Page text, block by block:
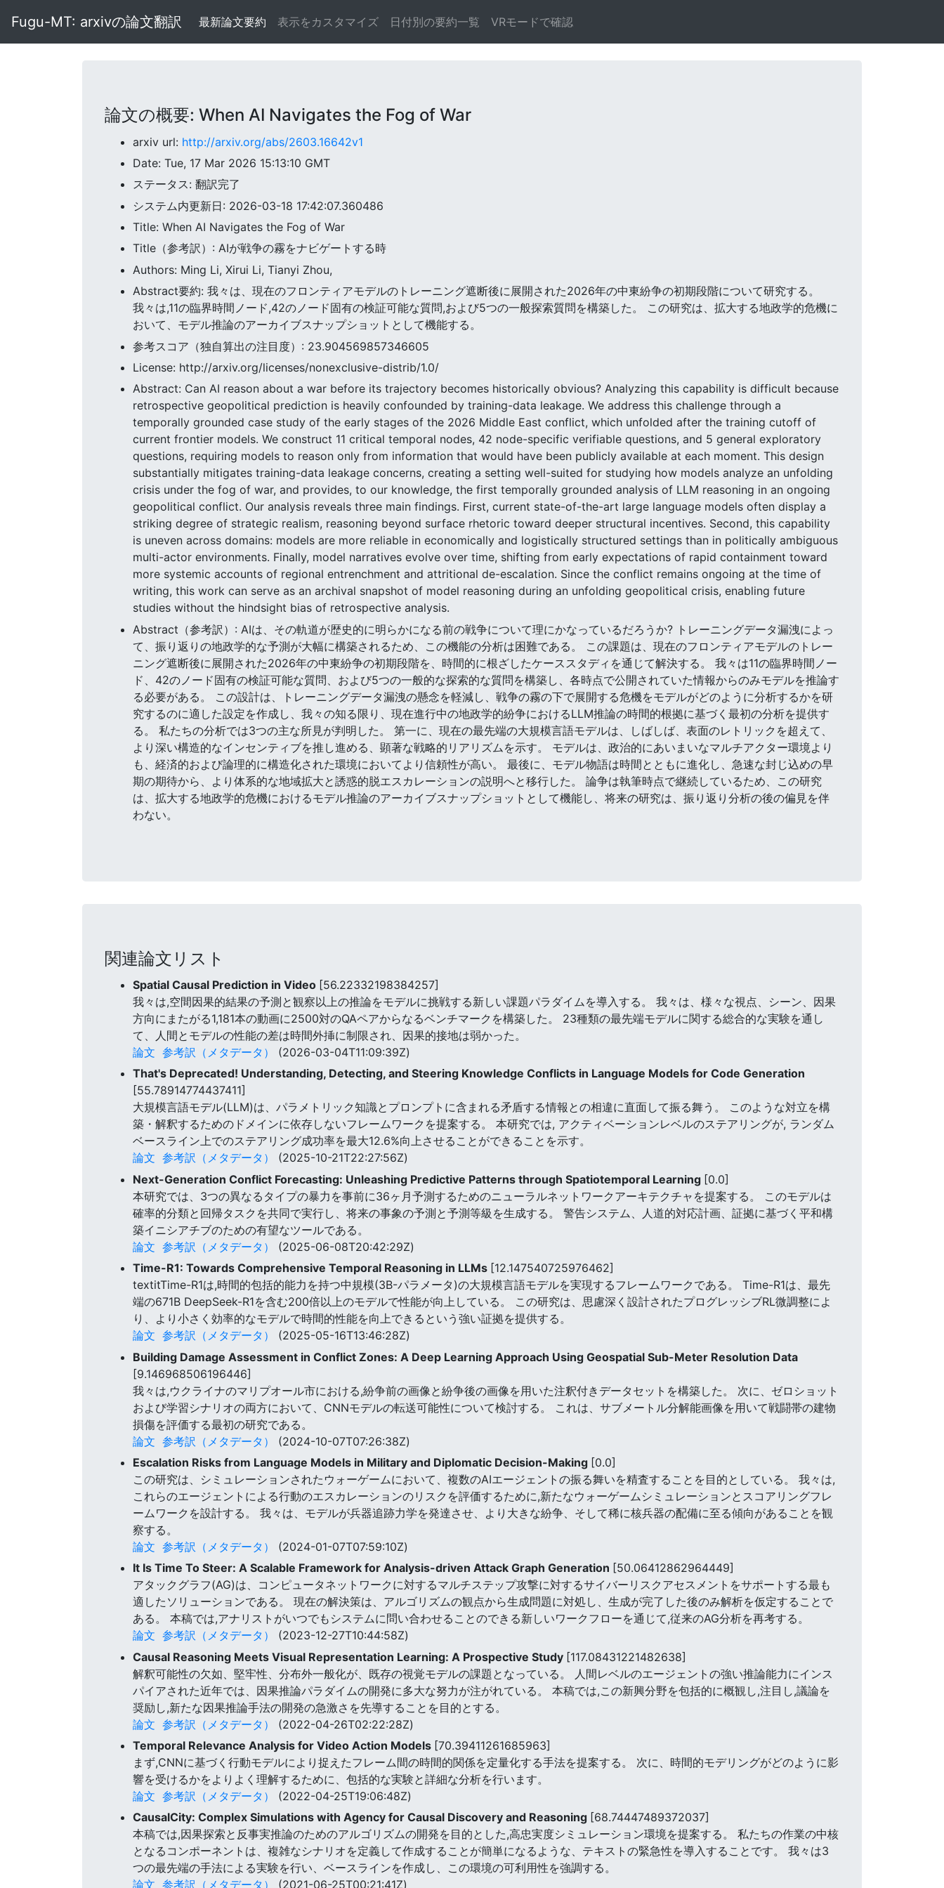
Fugu-MT: arxivの論文翻訳 最新論文要約 表示をカスタマイズ 日付別の要約一覧 VRモードで確認
論文の概要: When AI Navigates the Fog of War
arxiv url: http://arxiv.org/abs/2603.16642v1
Date: Tue, 17 Mar 2026 15:13:10 GMT
ステータス: 翻訳完了
システム内更新日: 2026-03-18 17:42:07.360486
Title: When AI Navigates the Fog of War
Title（参考訳）: AIが戦争の霧をナビゲートする時
Authors: Ming Li, Xirui Li, Tianyi Zhou,
Abstract要約: 我々は、現在のフロンティアモデルのトレーニング遮断後に展開された2026年の中東紛争の初期段階について研究する。
我々は,11の臨界時間ノード,42のノード固有の検証可能な質問,および5つの一般探索質問を構築した。 この研究は、拡大する地政学的危機に
おいて、モデル推論のアーカイブスナップショットとして機能する。
参考スコア（独自算出の注目度）: 23.904569857346605
License: http://arxiv.org/licenses/nonexclusive-distrib/1.0/
Abstract: Can AI reason about a war before its trajectory becomes historically obvious? Analyzing this capability is difficult because
retrospective geopolitical prediction is heavily confounded by training-data leakage. We address this challenge through a
temporally grounded case study of the early stages of the 2026 Middle East conflict, which unfolded after the training cutoff of
current frontier models. We construct 11 critical temporal nodes, 42 node-specific verifiable questions, and 5 general exploratory
questions, requiring models to reason only from information that would have been publicly available at each moment. This design
substantially mitigates training-data leakage concerns, creating a setting well-suited for studying how models analyze an unfolding
crisis under the fog of war, and provides, to our knowledge, the first temporally grounded analysis of LLM reasoning in an ongoing
geopolitical conflict. Our analysis reveals three main findings. First, current state-of-the-art large language models often display a
striking degree of strategic realism, reasoning beyond surface rhetoric toward deeper structural incentives. Second, this capability
is uneven across domains: models are more reliable in economically and logistically structured settings than in politically ambiguous
multi-actor environments. Finally, model narratives evolve over time, shifting from early expectations of rapid containment toward
more systemic accounts of regional entrenchment and attritional de-escalation. Since the conflict remains ongoing at the time of
writing, this work can serve as an archival snapshot of model reasoning during an unfolding geopolitical crisis, enabling future
studies without the hindsight bias of retrospective analysis.
Abstract（参考訳）: AIは、その軌道が歴史的に明らかになる前の戦争について理にかなっているだろうか? トレーニングデータ漏洩によっ
て、振り返りの地政学的な予測が大幅に構築されるため、この機能の分析は困難である。 この課題は、現在のフロンティアモデルのトレー
ニング遮断後に展開された2026年の中東紛争の初期段階を、時間的に根ざしたケーススタディを通じて解決する。 我々は11の臨界時間ノー
ド、42のノード固有の検証可能な質問、および5つの一般的な探索的な質問を構築し、各時点で公開されていた情報からのみモデルを推論す
る必要がある。 この設計は、トレーニングデータ漏洩の懸念を軽減し、戦争の霧の下で展開する危機をモデルがどのように分析するかを研
究するのに適した設定を作成し、我々の知る限り、現在進行中の地政学的紛争におけるLLM推論の時間的根拠に基づく最初の分析を提供す
る。 私たちの分析では3つの主な所見が判明した。 第一に、現在の最先端の大規模言語モデルは、しばしば、表面のレトリックを超えて、
より深い構造的なインセンティブを推し進める、顕著な戦略的リアリズムを示す。 モデルは、政治的にあいまいなマルチアクター環境より
も、経済的および論理的に構造化された環境においてより信頼性が高い。 最後に、モデル物語は時間とともに進化し、急速な封じ込めの早
期の期待から、より体系的な地域拡大と誘惑的脱エスカレーションの説明へと移行した。 論争は執筆時点で継続しているため、この研究
は、拡大する地政学的危機におけるモデル推論のアーカイブスナップショットとして機能し、将来の研究は、振り返り分析の後の偏見を伴
わない。
関連論文リスト
Spatial Causal Prediction in Video [56.22332198384257]
我々は,空間因果的結果の予測と観察以上の推論をモデルに挑戦する新しい課題パラダイムを導入する。 我々は、様々な視点、シーン、因果
方向にまたがる1,181本の動画に2500対のQAペアからなるベンチマークを構築した。 23種類の最先端モデルに関する総合的な実験を通し
て、人間とモデルの性能の差は時間外挿に制限され、因果的接地は弱かった。
論文 参考訳（メタデータ）
(2026-03-04T11:09:39Z)
That's Deprecated! Understanding, Detecting, and Steering Knowledge Conflicts in Language Models for Code Generation
[55.78914774437411]
大規模言語モデル(LLM)は、パラメトリック知識とプロンプトに含まれる矛盾する情報との相違に直面して振る舞う。 このような対立を構
築・解釈するためのドメインに依存しないフレームワークを提案する。 本研究では, アクティベーションレベルのステアリングが, ランダム
ベースライン上でのステアリング成功率を最大12.6%向上させることができることを示す。
論文 参考訳（メタデータ）
(2025-10-21T22:27:56Z)
Next-Generation Conflict Forecasting: Unleashing Predictive Patterns through Spatiotemporal Learning [0.0]
本研究では、3つの異なるタイプの暴力を事前に36ヶ月予測するためのニューラルネットワークアーキテクチャを提案する。 このモデルは
確率的分類と回帰タスクを共同で実行し、将来の事象の予測と予測等級を生成する。 警告システム、人道的対応計画、証拠に基づく平和構
築イニシアチブのための有望なツールである。
論文 参考訳（メタデータ）
(2025-06-08T20:42:29Z)
Time-R1: Towards Comprehensive Temporal Reasoning in LLMs [12.147540725976462]
textitTime-R1は,時間的包括的能力を持つ中規模(3B-パラメータ)の大規模言語モデルを実現するフレームワークである。 Time-R1は、最先
端の671B DeepSeek-R1を含む200倍以上のモデルで性能が向上している。 この研究は、思慮深く設計されたプログレッシブRL微調整によ
り、より小さく効率的なモデルで時間的性能を向上できるという強い証拠を提供する。
論文 参考訳（メタデータ）
(2025-05-16T13:46:28Z)
Building Damage Assessment in Conflict Zones: A Deep Learning Approach Using Geospatial Sub-Meter Resolution Data
[9.146968506196446]
我々は,ウクライナのマリプオール市における,紛争前の画像と紛争後の画像を用いた注釈付きデータセットを構築した。 次に、ゼロショット
および学習シナリオの両方において、CNNモデルの転送可能性について検討する。 これは、サブメートル分解能画像を用いて戦闘帯の建物
損傷を評価する最初の研究である。
論文 参考訳（メタデータ）
(2024-10-07T07:26:38Z)
Escalation Risks from Language Models in Military and Diplomatic Decision-Making [0.0]
この研究は、シミュレーションされたウォーゲームにおいて、複数のAIエージェントの振る舞いを精査することを目的としている。 我々は,
これらのエージェントによる行動のエスカレーションのリスクを評価するために,新たなウォーゲームシミュレーションとスコアリングフレ
ームワークを設計する。 我々は、モデルが兵器追跡力学を発達させ、より大きな紛争、そして稀に核兵器の配備に至る傾向があることを観
察する。
論文 参考訳（メタデータ）
(2024-01-07T07:59:10Z)
It Is Time To Steer: A Scalable Framework for Analysis-driven Attack Graph Generation [50.06412862964449]
アタックグラフ(AG)は、コンピュータネットワークに対するマルチステップ攻撃に対するサイバーリスクアセスメントをサポートする最も
適したソリューションである。 現在の解決策は、アルゴリズムの観点から生成問題に対処し、生成が完了した後のみ解析を仮定することで
ある。 本稿では,アナリストがいつでもシステムに問い合わせることのできる新しいワークフローを通じて,従来のAG分析を再考する。
論文 参考訳（メタデータ）
(2023-12-27T10:44:58Z)
Causal Reasoning Meets Visual Representation Learning: A Prospective Study [117.08431221482638]
解釈可能性の欠如、堅牢性、分布外一般化が、既存の視覚モデルの課題となっている。 人間レベルのエージェントの強い推論能力にインス
パイアされた近年では、因果推論パラダイムの開発に多大な努力が注がれている。 本稿では,この新興分野を包括的に概観し,注目し,議論を
奨励し,新たな因果推論手法の開発の急激さを先導することを目的とする。
論文 参考訳（メタデータ）
(2022-04-26T02:22:28Z)
Temporal Relevance Analysis for Video Action Models [70.39411261685963]
まず,CNNに基づく行動モデルにより捉えたフレーム間の時間的関係を定量化する手法を提案する。 次に、時間的モデリングがどのように影
響を受けるかをよりよく理解するために、包括的な実験と詳細な分析を行います。
論文 参考訳（メタデータ）
(2022-04-25T19:06:48Z)
CausalCity: Complex Simulations with Agency for Causal Discovery and Reasoning [68.74447489372037]
本稿では,因果探索と反事実推論のためのアルゴリズムの開発を目的とした,高忠実度シミュレーション環境を提案する。 私たちの作業の中核
となるコンポーネントは、複雑なシナリオを定義して作成することが簡単になるような、テキストの緊急性を導入することです。 我々は3
つの最先端の手法による実験を行い、ベースラインを作成し、この環境の可利用性を強調する。
論文 参考訳（メタデータ） (2021-06-25T00:21:41Z)